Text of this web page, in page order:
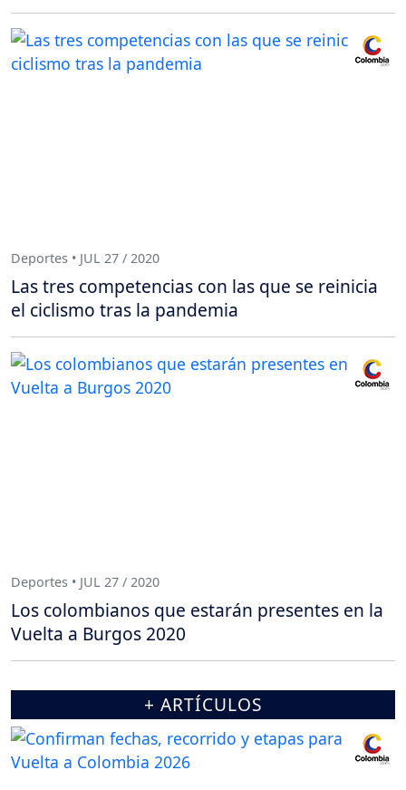
Deportes • JUL 27 / 2020
Las tres competencias con las que se reinicia
el ciclismo tras la pandemia
Deportes • JUL 27 / 2020
Los colombianos que estarán presentes en la
Vuelta a Burgos 2020
+ ARTÍCULOS